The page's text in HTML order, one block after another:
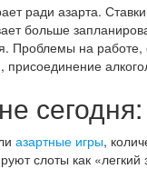
ради азарта.
больше
Проблемы на работе,
азартные игры,
слоты как «легкий